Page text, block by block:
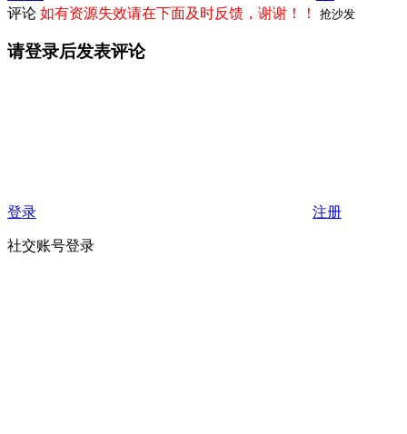
评论 如有资源失效请在下面及时反馈，谢谢！！ 抢沙发
请登录后发表评论
登录 注册
社交账号登录